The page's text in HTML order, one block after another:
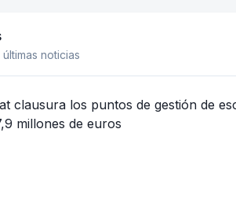
noticias